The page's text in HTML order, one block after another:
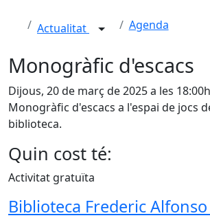
Actualitat Agenda
Monogràfic d'escacs
Dijous, 20 de març de 2025 a les 18:00h
Monogràfic d'escacs a l'espai de jocs
biblioteca.
Quin cost té:
Activitat gratuïta
Biblioteca Frederic